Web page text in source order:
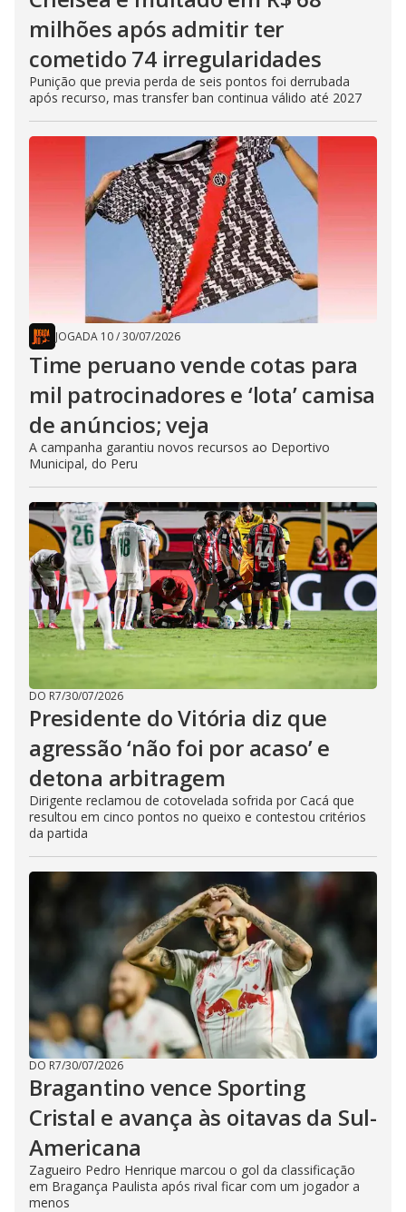
milhões após admitir ter
cometido 74 irregularidades
Punição que previa perda de seis pontos foi derrubada
após recurso, mas transfer ban continua válido até 2027
JOGADA 10/30/07/2026
Time peruano vende cotas para
mil patrocinadores e ‘lota’ camisa
de anúncios; veja
A campanha garantiu novos recursos ao Deportivo
Municipal, do Peru
DO R7/30/07/2026
Presidente do Vitória diz que
agressão ‘não foi por acaso’ e
detona arbitragem
Dirigente reclamou de cotovelada sofrida por Cacá que
resultou em cinco pontos no queixo e contestou critérios
da partida
DO R7/30/07/2026
Bragantino vence Sporting
Cristal e avança às oitavas da Sul-
Americana
Zagueiro Pedro Henrique marcou o gol da classificação
em Bragança Paulista após rival ficar com um jogador a
menos